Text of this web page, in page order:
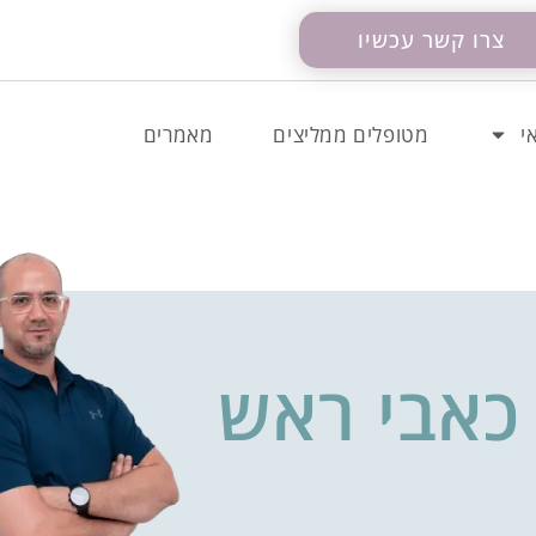
צרו קשר עכשיו
מטופלים ממליצים מאמרים
כאבי ראש